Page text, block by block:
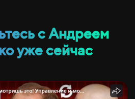
с Андреем
уже сейчас